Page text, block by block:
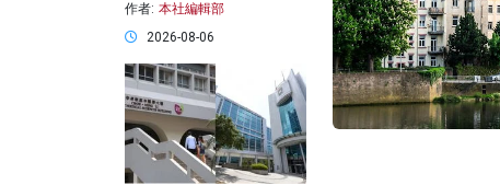
作者: 本社編輯部
2026-08-06